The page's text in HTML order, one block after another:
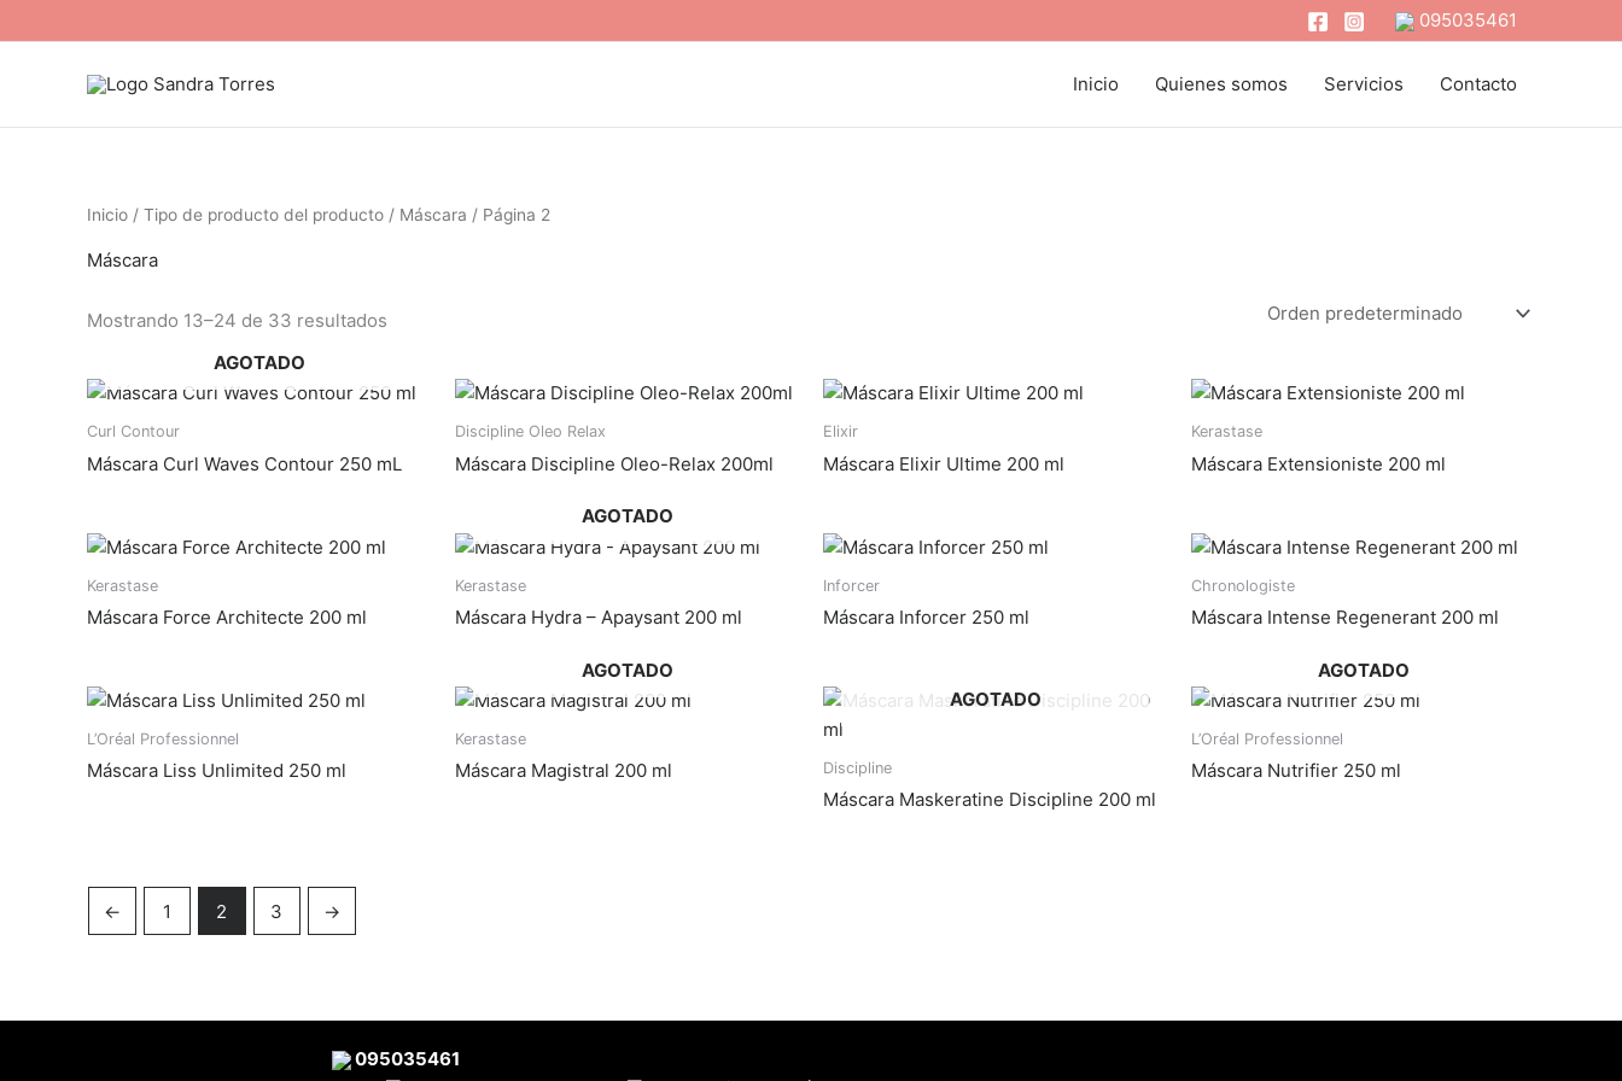
al
095035461
Inicio Quienes somos Servicios Contacto
Inicio / Tipo de producto del producto / Máscara / Página 2
Máscara
Mostrando 13–24 de 33 resultados
AGOTADO
Curl Contour
Máscara Curl Waves Contour 250 mL
Discipline Oleo Relax
Máscara Discipline Oleo-Relax 200ml
Elixir
Máscara Elixir Ultime 200 ml
Kerastase
Máscara Extensioniste 200 ml
Kerastase
Máscara Force Architecte 200 ml
AGOTADO
Kerastase
Máscara Hydra – Apaysant 200 ml
Inforcer
Máscara Inforcer 250 ml
Chronologiste
Máscara Intense Regenerant 200 ml
L’Oréal Professionnel
Máscara Liss Unlimited 250 ml
AGOTADO
Kerastase
Máscara Magistral 200 ml
AGOTADO
Discipline
Máscara Maskeratine Discipline 200 ml
AGOTADO
L’Oréal Professionnel
Máscara Nutrifier 250 ml
← 1 2 3 →
095035461